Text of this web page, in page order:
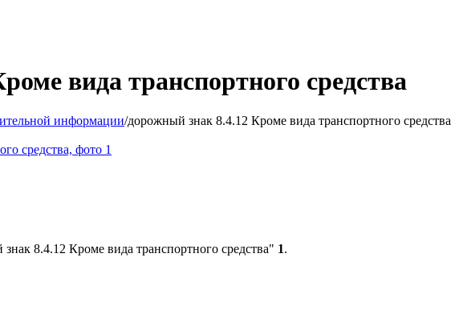
вида транспортного средства
информации/дорожный знак 8.4.12 Кроме вида транспортного средства
8.4.12 Кроме вида транспортного средства" 1.